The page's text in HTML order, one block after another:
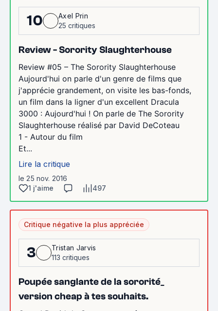
10
Axel Prin
25 critiques
Review - Sorority Slaughterhouse
Review #05 – The Sorority Slaughterhouse
Aujourd'hui on parle d'un genre de films que
j'apprécie grandement, on visite les bas-fonds,
un film dans la ligner d'un excellent Dracula
3000 : Aujourd'hui ! On parle de The Sorority
Slaughterhouse réalisé par David DeCoteau
1 - Autour du film
Et...
Lire la critique
le 25 nov. 2016
1 j'aime
497
Critique négative la plus appréciée
3
Tristan Jarvis
113 critiques
Poupée sanglante de la sororité_
version cheap à tes souhaits.